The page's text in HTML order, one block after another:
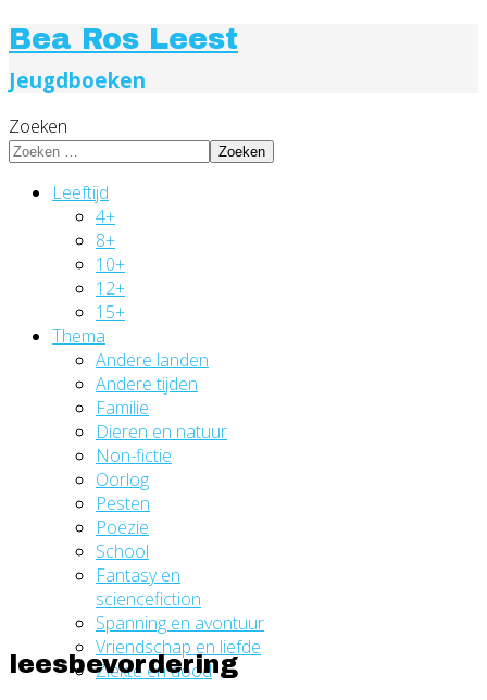
Bea Ros Leest
Jeugdboeken
Zoeken
Zoeken
Leeftijd
4+
8+
10+
12+
15+
Thema
Andere landen
Andere tijden
Familie
Dieren en natuur
Non-fictie
Oorlog
Pesten
Poëzie
School
Fantasy en
sciencefiction
Spanning en avontuur
Vriendschap en liefde
Ziekte en dood
leesbevordering